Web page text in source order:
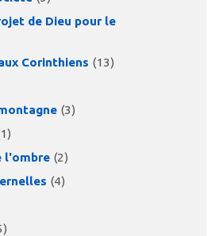
de Dieu pour le
Corinthiens (13)
(3)
l'ombre(2)
(4)